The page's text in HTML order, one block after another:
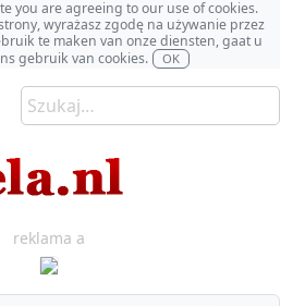
you are agreeing to our use of cookies.
wyrażasz zgodę na używanie przez
te maken van onze diensten, gaat u
gebruik van cookies.
OK
reklama a